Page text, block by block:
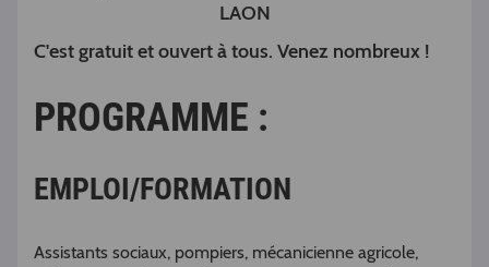
LAON
C'est gratuit et ouvert à tous. Venez nombreux !
PROGRAMME :
EMPLOI/FORMATION
Assistants sociaux, pompiers, mécanicienne agricole,